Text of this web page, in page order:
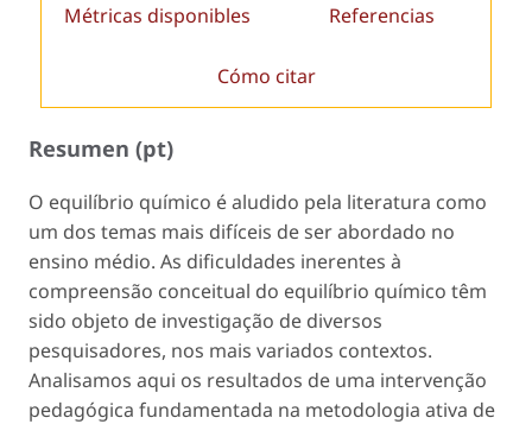
Métricas disponibles Referencias
Cómo citar
Resumen (pt)
O equilíbrio químico é aludido pela literatura como
um dos temas mais difíceis de ser abordado no
ensino médio. As dificuldades inerentes à
compreensão conceitual do equilíbrio químico têm
sido objeto de investigação de diversos
pesquisadores, nos mais variados contextos.
Analisamos aqui os resultados de uma intervenção
pedagógica fundamentada na metodologia ativa de